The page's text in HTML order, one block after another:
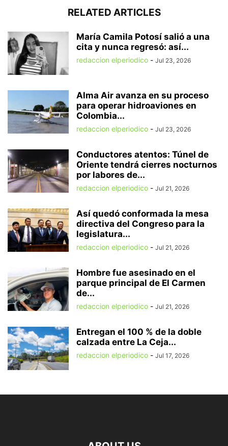
RELATED ARTICLES
María Camila Potosí salió a una
cita y nunca regresó: así...
redaccion elperiodico - Jul 23, 2026
Alma Air avanza en su proceso
para operar hidroaviones en
Colombia...
redaccion elperiodico - Jul 23, 2026
Conductores atentos: Túnel de
Oriente tendrá cierres nocturnos
por labores de...
redaccion elperiodico - Jul 21, 2026
Así quedó conformada la mesa
directiva del Congreso para la
legislatura...
redaccion elperiodico - Jul 21, 2026
Hombre fue asesinado en el
parque principal de El Carmen
de...
redaccion elperiodico - Jul 21, 2026
Entregan el 100 % de la doble
calzada entre La Ceja...
redaccion elperiodico - Jul 17, 2026